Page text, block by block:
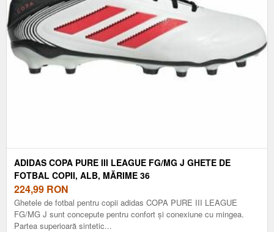
ADIDAS COPA PURE III LEAGUE FG/MG J GHETE DE
FOTBAL COPII, ALB, MĂRIME 36
224,99 RON
Ghetele de fotbal pentru copii adidas COPA PURE III LEAGUE
FG/MG J sunt concepute pentru confort și conexiune cu mingea.
Partea superioară sintetic...